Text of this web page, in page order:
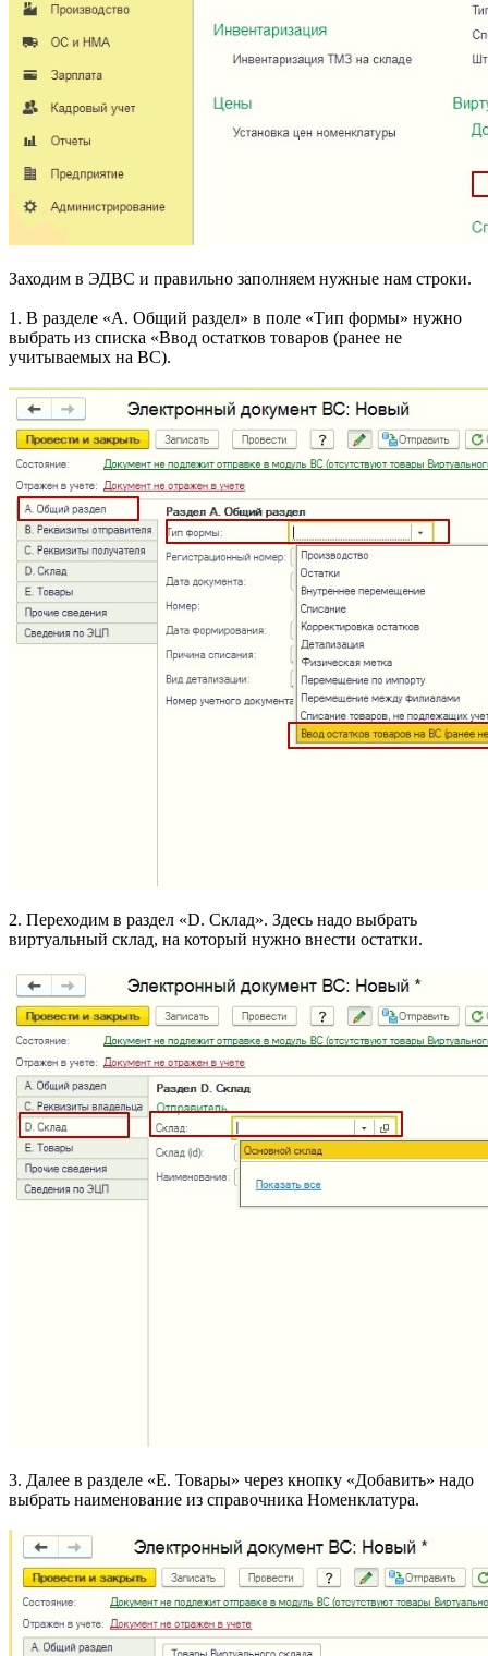
Заходим в ЭДВС и правильно заполняем нужные нам строки.
1. В разделе «А. Общий раздел» в поле «Тип формы» нужно
выбрать из списка «Ввод остатков товаров (ранее не
учитываемых на ВС).
2. Переходим в раздел «D. Склад». Здесь надо выбрать
виртуальный склад, на который нужно внести остатки.
3. Далее в разделе «Е. Товары» через кнопку «Добавить» надо
выбрать наименование из справочника Номенклатура.